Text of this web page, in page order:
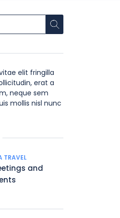
elit fringilla
erat a
neque sem
mollis nisl nunc
TRAVEL
and